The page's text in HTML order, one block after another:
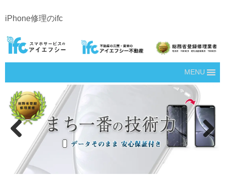
iPhone修理のifc
MENU
Next